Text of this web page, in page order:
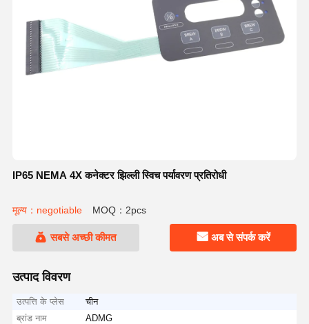
IP65 NEMA 4X कनेक्टर झिल्ली स्विच पर्यावरण प्रतिरोधी
मूल्य：negotiable MOQ：2pcs
सबसे अच्छी कीमत अब से संपर्क करें
उत्पाद विवरण
उत्पत्ति के प्लेस
चीन
ब्रांड नाम
ADMG